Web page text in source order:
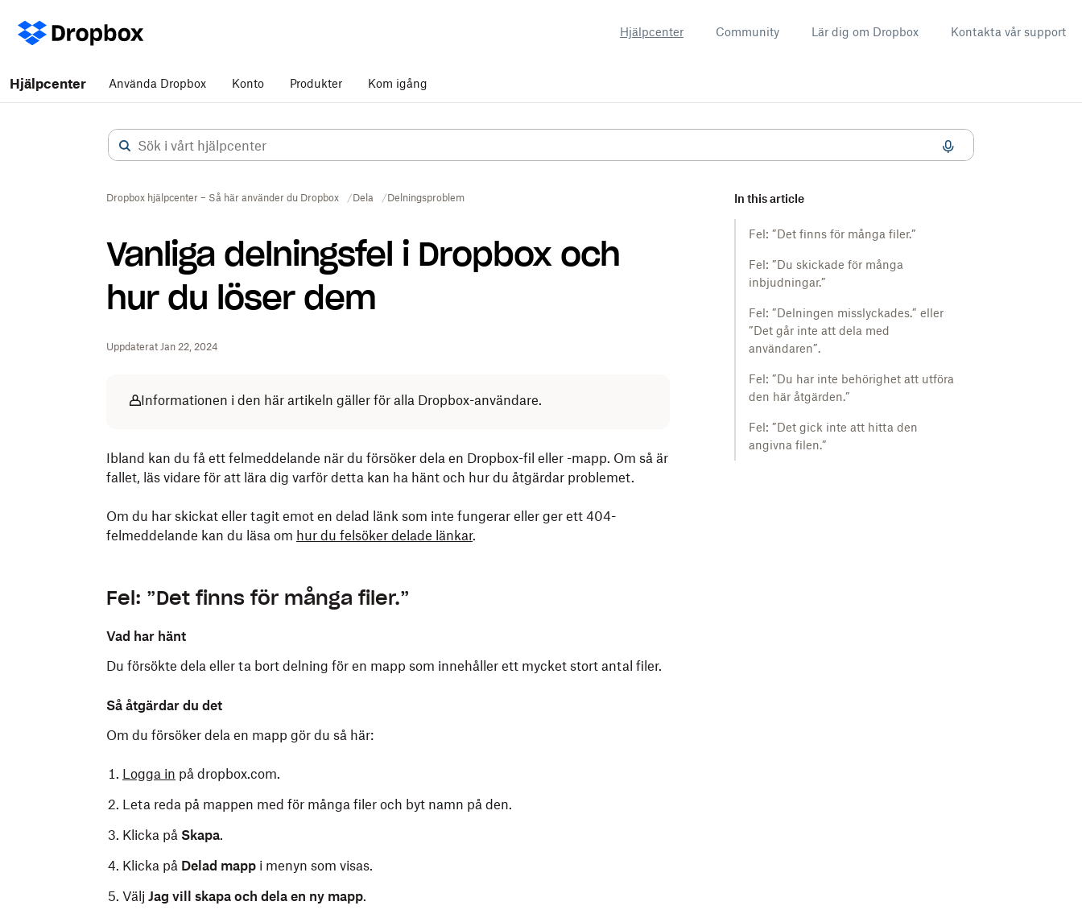
Hjälpcenter Community Lär dig om Dropbox Kontakta vår support
Hjälpcenter Använda Dropbox Konto Produkter Kom igång
Dropbox hjälpcenter – Så här använder du Dropbox Dela Delningsproblem
Vanliga delningsfel i Dropbox och
hur du löser dem
Uppdaterat Jan 22, 2024
In this article
Fel: ”Det finns för många filer.”
Fel: ”Du skickade för många
inbjudningar.”
Fel: ”Delningen misslyckades.” eller
”Det går inte att dela med
användaren”.
Fel: ”Du har inte behörighet att utföra
den här åtgärden.”
Fel: ”Det gick inte att hitta den
angivna filen.”
Informationen i den här artikeln gäller för alla Dropbox-användare.
Ibland kan du få ett felmeddelande när du försöker dela en Dropbox-fil eller -mapp. Om så är
fallet, läs vidare för att lära dig varför detta kan ha hänt och hur du åtgärdar problemet.
Om du har skickat eller tagit emot en delad länk som inte fungerar eller ger ett 404-
felmeddelande kan du läsa om hur du felsöker delade länkar.
Fel: ”Det finns för många filer.”
Vad har hänt
Du försökte dela eller ta bort delning för en mapp som innehåller ett mycket stort antal filer.
Så åtgärdar du det
Om du försöker dela en mapp gör du så här:
Logga in på dropbox.com.
Leta reda på mappen med för många filer och byt namn på den.
Klicka på Skapa.
Klicka på Delad mapp i menyn som visas.
Välj Jag vill skapa och dela en ny mapp.